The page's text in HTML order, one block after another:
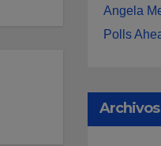
Angela
Polls
Archivos